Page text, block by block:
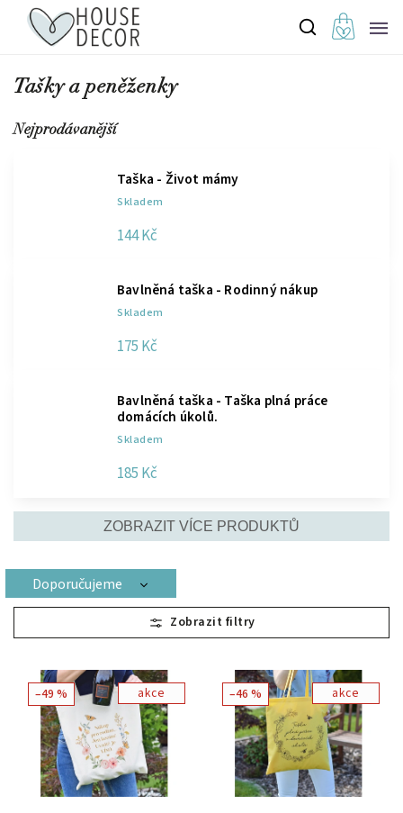
Tašky a peněženky
Nejprodávanější
Taška - Život mámy
Skladem
144 Kč
Bavlněná taška - Rodinný nákup
Skladem
175 Kč
Bavlněná taška - Taška plná práce
domácích úkolů.
Skladem
185 Kč
ZOBRAZIT VÍCE PRODUKTŮ
Doporučujeme
Nejlevnější
Nejdražší
Nejprodávanější
Abecedně
akce
–49 % akce
–46 %